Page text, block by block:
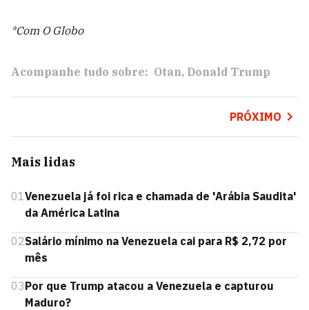
*Com O Globo
Acompanhe tudo sobre: Otan Donald Trump
PRÓXIMO
Mais lidas
01Venezuela já foi rica e chamada de 'Arábia Saudita'
da América Latina
02Salário mínimo na Venezuela cai para R$ 2,72 por
mês
03Por que Trump atacou a Venezuela e capturou
Maduro?